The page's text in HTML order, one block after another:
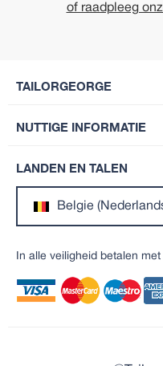
of raadpleeg
TAILORGEORGE
NUTTIGE INFORMATIE
LANDEN EN TALEN
Belgie
In alle veiligheid betalen met